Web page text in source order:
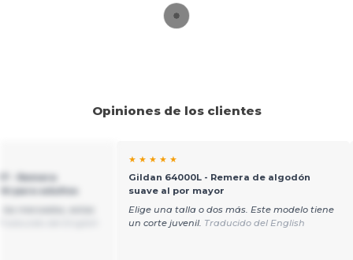
Opiniones de los clientes
- Remera
para adultos
★ ★ ★ ★ ★
Gildan 64000L - Remera de algodón
suave al por mayor
Elige una talla o dos más. Este modelo tiene
un corte juvenil. Traducido del English